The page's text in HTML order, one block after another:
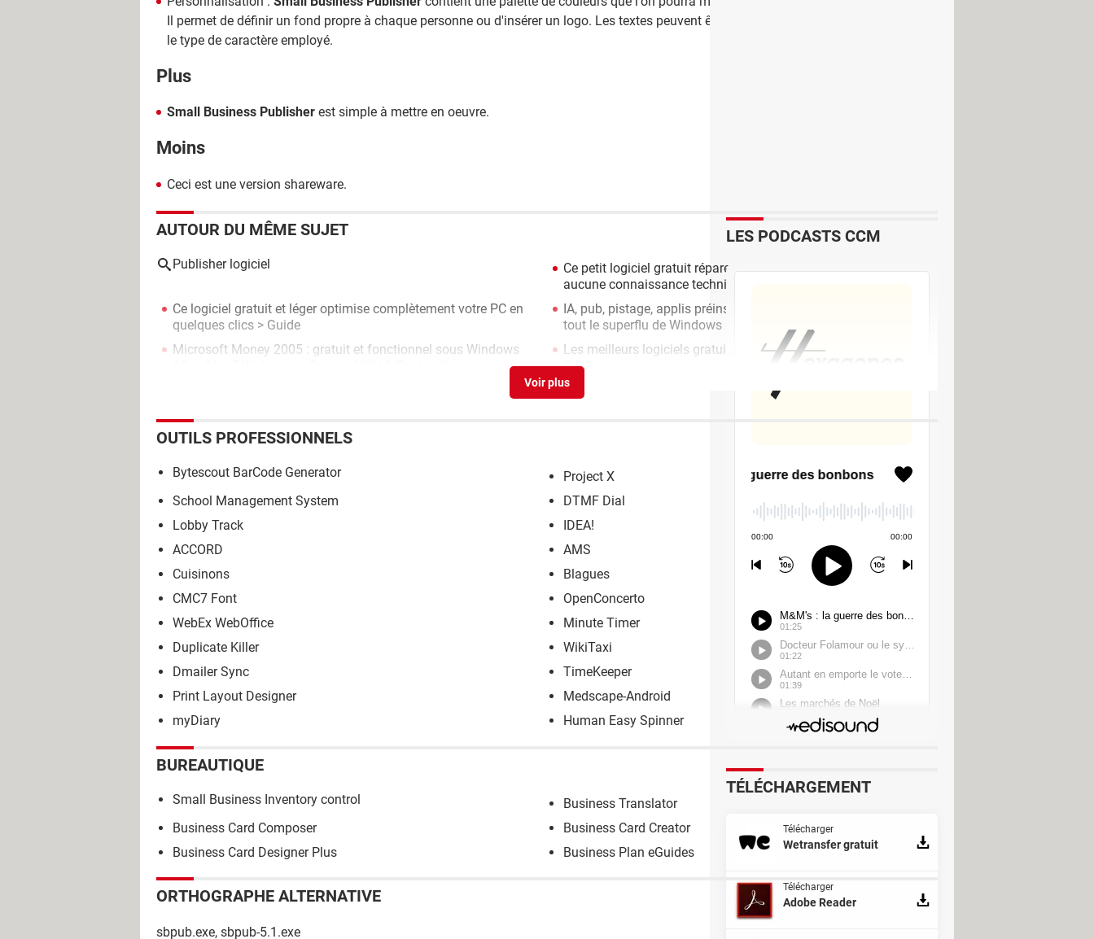
Il permet de définir un fond propre à chaque personne ou d'insérer un logo. Les textes peuvent être personnalisés en variant la taille et
le type de caractère employé.
Plus
Small Business Publisher est simple à mettre en oeuvre.
Moins
Ceci est une version shareware.
AUTOUR DU MÊME SUJET
Publisher logiciel
Ce petit logiciel gratuit répare automatiquement votre PC sans
aucune connaissance technique
Ce logiciel gratuit et léger optimise complètement votre PC en
quelques clics > Guide
IA, pub, pistage, applis préinstallées : ce logiciel gratuit supprime
tout le superflu de Windows
Microsoft Money 2005 : gratuit et fonctionnel sous Windows
Les meilleurs logiciels gratuits de sauvegarde pour Windows
Guide
OUTILS PROFESSIONNELS
Bytescout BarCode Generator
Project X
School Management System
DTMF Dial
Lobby Track
IDEA!
ACCORD
AMS
Cuisinons
Blagues
CMC7 Font
OpenConcerto
WebEx WebOffice
Minute Timer
Duplicate Killer
WikiTaxi
Dmailer Sync
TimeKeeper
Print Layout Designer
Medscape-Android
myDiary
Human Easy Spinner
BUREAUTIQUE
Small Business Inventory control
Business Translator
Business Card Composer
Business Card Creator
Business Card Designer Plus
Business Plan eGuides
ORTHOGRAPHE ALTERNATIVE
sbpub.exe, sbpub-5.1.exe
LES PODCASTS CCM
TÉLÉCHARGEMENT
Télécharger
Wetransfer gratuit
Télécharger
Adobe Reader